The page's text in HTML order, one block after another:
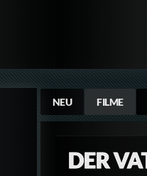
NEU FILME
DER